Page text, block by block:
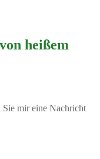
heißem
Sie mir eine Nachricht